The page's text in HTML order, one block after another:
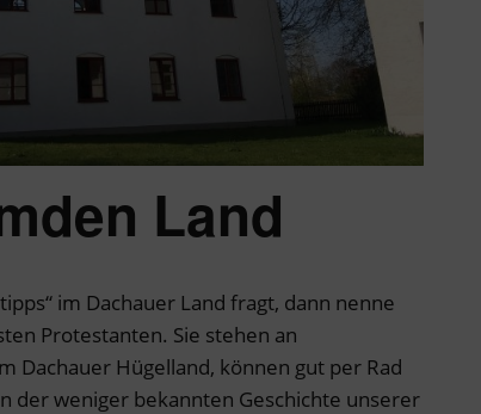
Land
im Dachauer Land fragt, dann nenne
Protestanten. Sie stehen an
Dachauer Hügelland, können gut per Rad
der weniger bekannten Geschichte unserer